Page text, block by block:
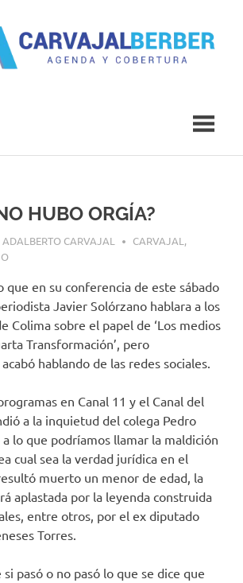
HUBO ORGÍA?
ADALBERTO CARVAJAL CARVAJAL ,
que en su conferencia de este sábado
Javier Solórzano hablara a los
Colima sobre el papel de ‘Los medios
Transformación’, pero
hablando de las redes sociales.
en Canal 11 y el Canal del
a la inquietud del colega Pedro
lo que podríamos llamar la maldición
cual sea la verdad jurídica en el
muerto un menor de edad, la
aplastada por la leyenda construida
entre otros, por el ex diputado
Torres.
pasó o no pasó lo que se dice que